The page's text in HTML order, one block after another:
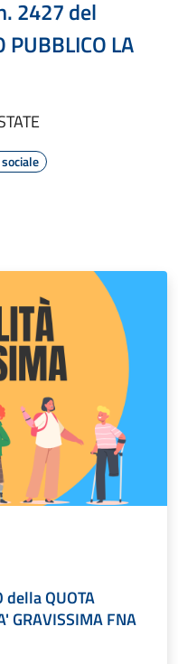
2427 del
LA
della QUOTA
GRAVISSIMA FNA